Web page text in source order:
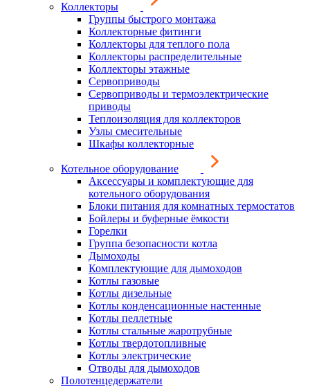
Коллекторы
Группы быстрого монтажа
Коллекторные фитинги
Коллекторы для теплого пола
Коллекторы распределительные
Коллекторы этажные
Сервоприводы
Сервоприводы и термоэлектрические
приводы
Теплоизоляция для коллекторов
Узлы смесительные
Шкафы коллекторные
Котельное оборудование
Аксессуары и комплектующие для
котельного оборудования
Блоки питания для комнатных термостатов
Бойлеры и буферные ёмкости
Горелки
Группа безопасности котла
Дымоходы
Комплектующие для дымоходов
Котлы газовые
Котлы дизельные
Котлы конденсационные настенные
Котлы пеллетные
Котлы стальные жаротрубные
Котлы твердотопливные
Котлы электрические
Отводы для дымоходов
Полотенцедержатели